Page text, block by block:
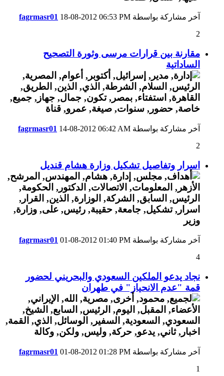
آخر مشاركة بواسطة fagrmasr01 18-08-2012 06:53 PM
2
مقارنة بين قرارات مرسى وثورة التصحيح
الساداتية
آخر مشاركة بواسطة fagrmasr01 14-08-2012 06:42 AM
2
اسرار وتفاصيل تشكيل وزارة هشام قنديل
آخر مشاركة بواسطة fagrmasr01 01-08-2012 01:40 PM
4
نجاد يدعو الملكين السعودي والبحريني لحضور
قمة "عدم الانحياز" في طهران
آخر مشاركة بواسطة fagrmasr01 01-08-2012 01:28 PM
1